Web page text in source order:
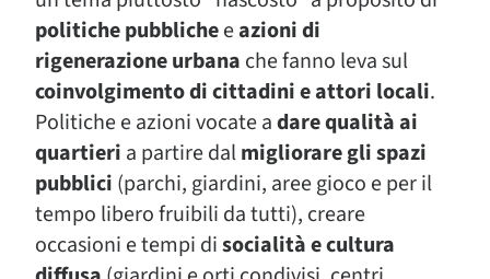
politiche pubblicheeazioni di
rigenerazione urbana che fanno leva sul
coinvolgimento di cittadini e attori locali.
Politiche e azioni vocate adare qualità ai
quartieri a partire dalmigliorare gli spazi
pubblici (parchi, giardini, aree gioco e per il
tempo libero fruibili da tutti), creare
occasioni e tempi disocialità e cultura